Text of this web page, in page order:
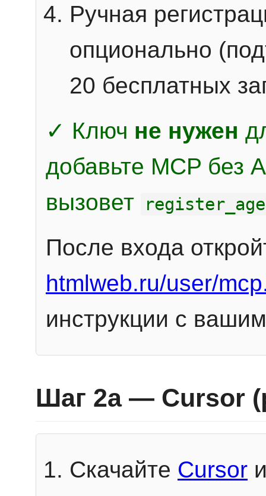
Ручная
опционально
20 бесплатных
✓ Ключ не нужен
добавьте MCP без
вызовет
После входа
htmlweb.ru/user/
инструкции с
Шаг 2a — Cursor
Скачайте Cursor